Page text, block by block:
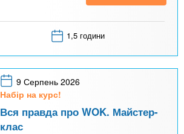
1,5 години
9 Серпень 2026
Набір на курс!
Вся правда про WOK. Майстер-
клас